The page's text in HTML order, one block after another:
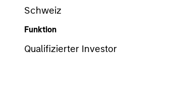
Schweiz
Funktion
Qualifizierter Investor